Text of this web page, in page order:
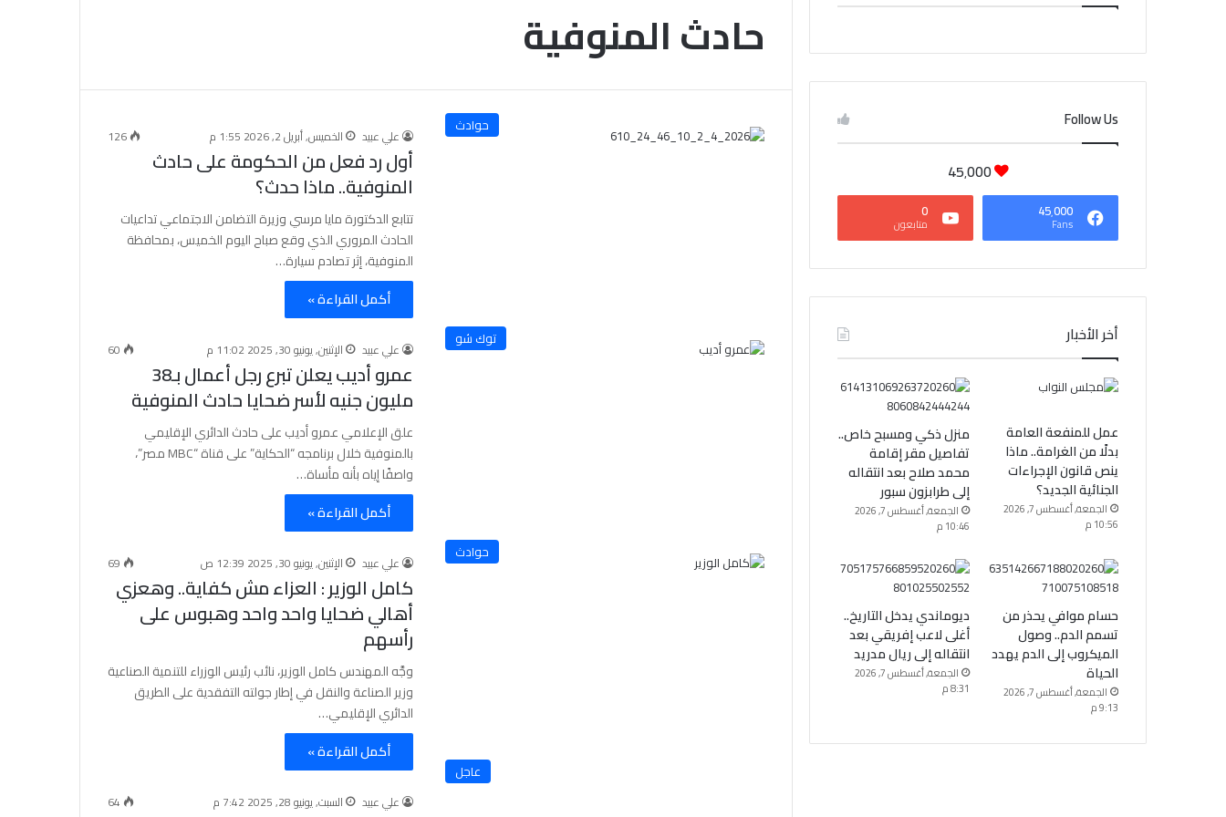
حادث المنوفية
حوادث
علي عبيد الخميس, أبريل 2, 2026 1:55 م 126
أول رد فعل من الحكومة على حادث
المنوفية.. ماذا حدث؟
تتابع الدكتورة مايا مرسي وزيرة التضامن الاجتماعي تداعيات
الحادث المروري الذي وقع صباح اليوم الخميس، بمحافظة
المنوفية، إثر تصادم سيارة…
أكمل القراءة »
توك شو
علي عبيد الإثنين, يونيو 30, 2025 11:02 م 60
عمرو أديب يعلن تبرع رجل أعمال بـ38
مليون جنيه لأسر ضحايا حادث المنوفية
علق الإعلامي عمرو أديب على حادث الدائري الإقليمي
بالمنوفية خلال برنامجه “الحكاية” على قناة “MBC مصر”،
واصفًا إياه بأنه مأساة…
أكمل القراءة »
حوادث
علي عبيد الإثنين, يونيو 30, 2025 12:39 ص 69
كامل الوزير : العزاء مش كفاية.. وهعزي
أهالي ضحايا واحد واحد وهبوس على
رأسهم
وجَّه المهندس كامل الوزير، نائب رئيس الوزراء للتنمية الصناعية
وزير الصناعة والنقل في إطار جولته التفقدية على الطريق
الدائري الإقليمي…
أكمل القراءة »
عاجل
علي عبيد السبت, يونيو 28, 2025 7:42 م 64
Follow Us
45٬000
45٬000
Fans
0
متابعون
أخر الأخبار
عمل للمنفعة العامة
بدلًا من الغرامة.. ماذا
ينص قانون الإجراءات
الجنائية الجديد؟
الجمعة, أغسطس 7, 2026
10:56 م
منزل ذكي ومسبح خاص..
تفاصيل مقر إقامة
محمد صلاح بعد انتقاله
إلى طرابزون سبور
الجمعة, أغسطس 7, 2026
10:46 م
حسام موافي يحذر من
تسمم الدم.. وصول
الميكروب إلى الدم يهدد
الحياة
الجمعة, أغسطس 7, 2026
9:13 م
ديوماندي يدخل التاريخ..
أغلى لاعب إفريقي بعد
انتقاله إلى ريال مدريد
الجمعة, أغسطس 7, 2026
8:31 م